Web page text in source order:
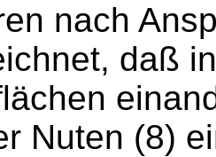
nach
daß
Nuten (8)